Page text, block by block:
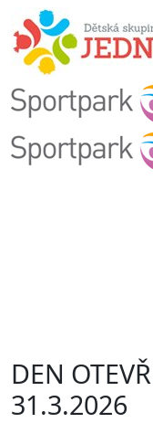
DEN
31.3.2026